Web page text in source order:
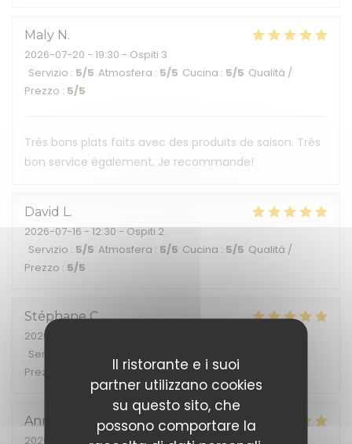
Il ristorante e i suoi
partner utilizzano cookies
su questo sito, che
possono comportare la
Maly N
2026-07-20 - 19:30 - Ospiti 3
Servizio : 5/5 Atmosfera : 5/5 Cucina : 5/5 Qualità /
Prezzo : 5/5
Très bons plats faits avec des produits de saison. Très
bon service également. Je recommande!
David L
2026-07-16- 12:30 - Ospiti 2
Servizio : 5/5 Atmosfera : 5/5 Cucina : 5/5 Qualità /
Prezzo : 5/5
Stéphane C
2026-07-07
Servizio
Prezzo
Anne-Sophie B
2026-07-07
- 12:30 - Ospiti 3